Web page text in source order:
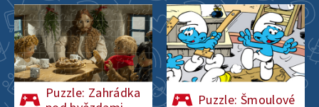
Puzzle: Zahrádka
Puzzle: Šmoulové